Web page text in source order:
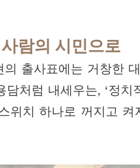
람의 시민으로
출사표에는 거창한
처럼 내세우는, ‘정치
위치 하나로 꺼지고